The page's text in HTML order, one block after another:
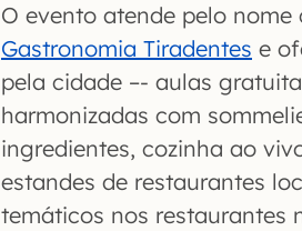
O evento atende pelo nome
Gastronomia Tiradentes e
pela cidade –- aulas
harmonizadas com
ingredientes, cozinha ao
estandes de restaurantes
temáticos nos restaurantes